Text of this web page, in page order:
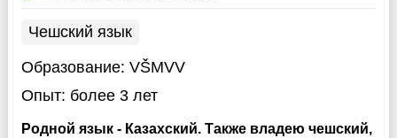
Чешский язык
Образование: VŠMVV
Опыт: более 3 лет
Родной язык - Казахский. Также владею чешский,